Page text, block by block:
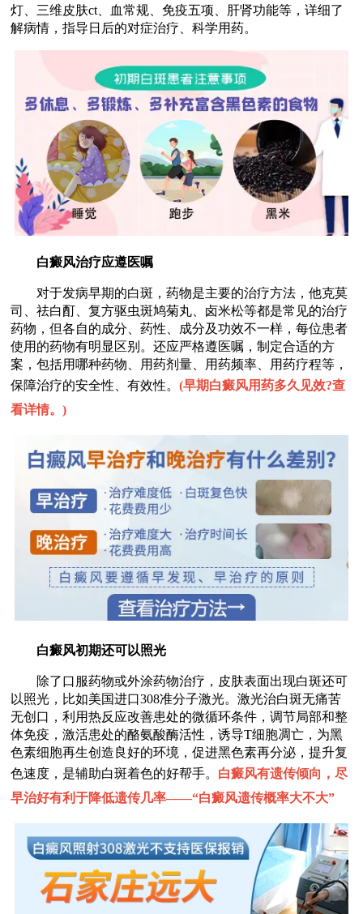
灯、三维皮肤ct、血常规、免疫五项、肝肾功能等，详细了
解病情，指导日后的对症治疗、科学用药。
白癜风治疗应遵医嘱
对于发病早期的白斑，药物是主要的治疗方法，他克莫
司、祛白酊、复方驱虫斑鸠菊丸、卤米松等都是常见的治疗
药物，但各自的成分、药性、成分及功效不一样，每位患者
使用的药物有明显区别。还应严格遵医嘱，制定合适的方
案，包括用哪种药物、用药剂量、用药频率、用药疗程等，
保障治疗的安全性、有效性。(早期白癜风用药多久见效?查
看详情。)
白癜风初期还可以照光
除了口服药物或外涂药物治疗，皮肤表面出现白斑还可
以照光，比如美国进口308准分子激光。激光治白斑无痛苦
无创口，利用热反应改善患处的微循环条件，调节局部和整
体免疫，激活患处的酪氨酸酶活性，诱导T细胞凋亡，为黑
色素细胞再生创造良好的环境，促进黑色素再分泌，提升复
色速度，是辅助白斑着色的好帮手。 白癜风有遗传倾向，尽
早治好有利于降低遗传几率——“白癜风遗传概率大不大”